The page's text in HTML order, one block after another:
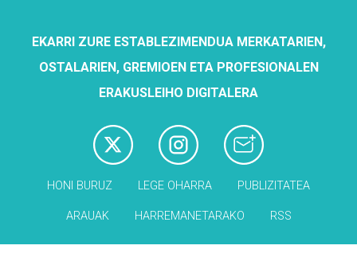
EKARRI ZURE ESTABLEZIMENDUA MERKATARIEN,
OSTALARIEN, GREMIOEN ETA PROFESIONALEN
ERAKUSLEIHO DIGITALERA
HONI BURUZ LEGE OHARRA PUBLIZITATEA
ARAUAK HARREMANETARAKO RSS